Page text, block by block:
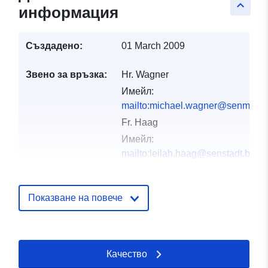
keyboard_arrow_up
информация
Създадено: 01 March 2009
Звено за връзка:
Hr. Wagner
Имейл:
Fr. Haag
Имейл:
Каталожен
запис:
Добавено към data.europa.eu:
September 2022
Координати:
Показване на повече
Качество